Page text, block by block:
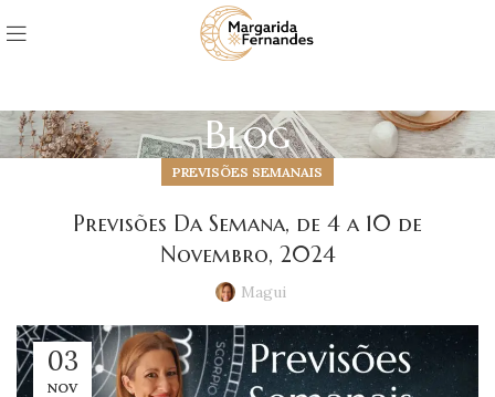
Blog
PREVISÕES SEMANAIS
Previsões Da Semana, de 4 a 10 de
Novembro, 2024
Magui
03
NOV